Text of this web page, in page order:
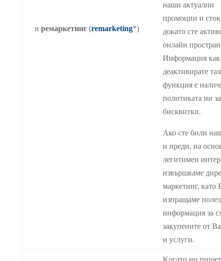
и ремаркетинг(remarketing*)
наши актуални
промоции и
докато сте
онлайн
Информация как
деактивирате
функция е
политиката ни за
бисквитки.
Ако сте били
и преди, на
легитимен
извършваме
маркетинг, като
изпращаме
информация за
закупените от
и услуги.
Kогато ни